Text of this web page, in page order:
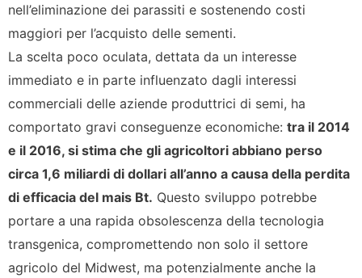
nell’eliminazione dei parassiti e sostenendo costi
maggiori per l’acquisto delle sementi.
La scelta poco oculata, dettata da un interesse
immediato e in parte influenzato dagli interessi
commerciali delle aziende produttrici di semi, ha
comportato gravi conseguenze economiche: tra il 2014
e il 2016, si stima che gli agricoltori abbiano perso
circa 1,6 miliardi di dollari all’anno a causa della perdita
di efficacia del mais Bt. Questo sviluppo potrebbe
portare a una rapida obsolescenza della tecnologia
transgenica, compromettendo non solo il settore
agricolo del Midwest, ma potenzialmente anche la